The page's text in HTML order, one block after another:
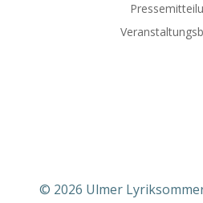
© 2026 Ulmer